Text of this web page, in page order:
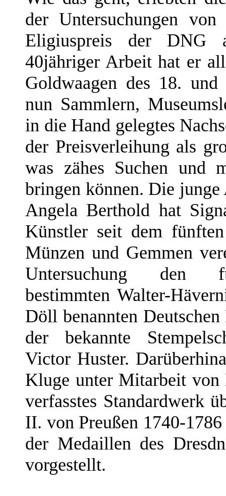
der Untersuchungen
Eligiuspreis der DNG
40jähriger Arbeit hat er
Goldwaagen des 18.
nun Sammlern,
in die Hand gelegtes
der Preisverleihung als
was zähes Suchen und
bringen können. Die
Angela Berthold hat
Künstler seit dem
Münzen und Gemmen
Untersuchung den
bestimmten Walter-
Döll benannten
der bekannte
Victor Huster.
Kluge unter Mitarbeit von
verfasstes Standardwerk
II. von Preußen 1740-
der Medaillen des
vorgestellt.